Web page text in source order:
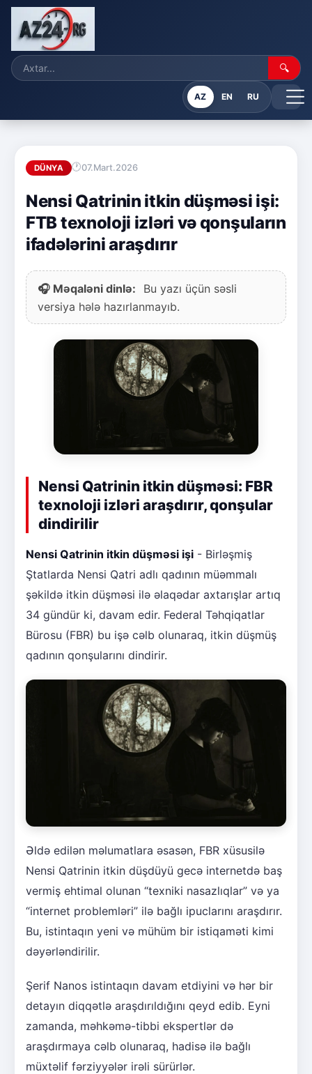
🔍
AZ EN RU
DÜNYA 07.Mart.2026
Nensi Qatrinin itkin düşməsi işi:
FTB texnoloji izləri və qonşuların
ifadələrini araşdırır
🎧 Məqaləni dinlə:
Bu yazı üçün səsli
versiya hələ hazırlanmayıb.
Nensi Qatrinin itkin düşməsi: FBR
texnoloji izləri araşdırır, qonşular
dindirilir
Nensi Qatrinin itkin düşməsi işi - Birləşmiş
Ştatlarda Nensi Qatri adlı qadının müəmmalı
şəkildə itkin düşməsi ilə əlaqədar axtarışlar artıq
34 gündür ki, davam edir. Federal Təhqiqatlar
Bürosu (FBR) bu işə cəlb olunaraq, itkin düşmüş
qadının qonşularını dindirir.
Əldə edilən məlumatlara əsasən, FBR xüsusilə
Nensi Qatrinin itkin düşdüyü gecə internetdə baş
vermiş ehtimal olunan “texniki nasazlıqlar” və ya
“internet problemləri” ilə bağlı ipuclarını araşdırır.
Bu, istintaqın yeni və mühüm bir istiqaməti kimi
dəyərləndirilir.
Şerif Nanos istintaqın davam etdiyini və hər bir
detayın diqqətlə araşdırıldığını qeyd edib. Eyni
zamanda, məhkəmə-tibbi ekspertlər də
araşdırmaya cəlb olunaraq, hadisə ilə bağlı
müxtəlif fərziyyələr irəli sürürlər.